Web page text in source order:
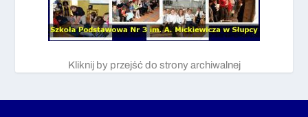
Kliknij by przejść do strony archiwalnej